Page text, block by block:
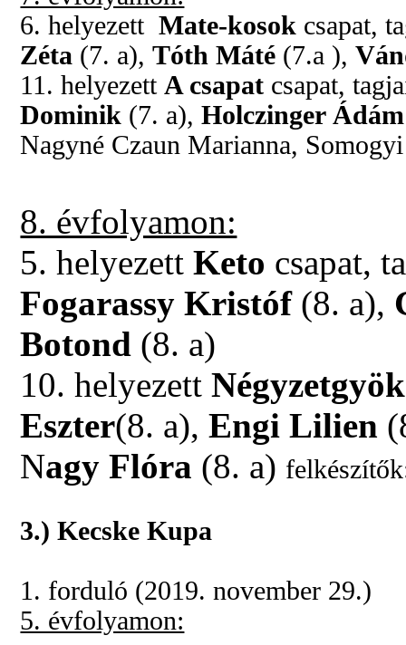
6. helyezettMate-kosok csapat,
Zéta (7. a),Tóth Máté (7.a ),
11. helyezettA csapat csapat,
Dominik (7. a), Holczinger Ádám
Nagyné Czaun Marianna,
8. évfolyamon:
5. helyezett Keto csapat,
Fogarassy Kristóf(8. a),
Botond (8. a)
10. helyezett
Eszter(8. a),Engi Lilien
Nagy Flóra (8. a)
3.) Kecske Kupa
1. forduló (2019. november 29.)
5. évfolyamon: